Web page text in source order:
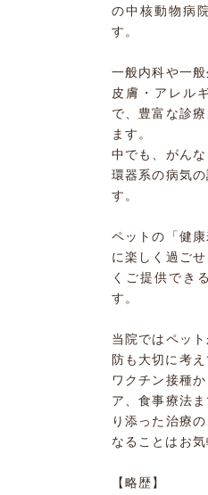
の中核動物病
す。
一般内科や一
皮膚・アレル
で、豊富な診
ます。
中でも、がん
環器系の病気
す。
ペットの「健
に楽しく過ご
くご提供でき
す。
当院ではペッ
防も大切に考え
ワクチン接種
ア、食事療法
り添った治療
なることはお気
【略歴】